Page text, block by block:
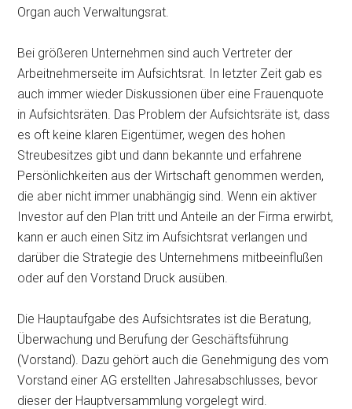
Organ auch Verwaltungsrat.
Bei größeren Unternehmen sind auch Vertreter der
Arbeitnehmerseite im Aufsichtsrat. In letzter Zeit gab es
auch immer wieder Diskussionen über eine Frauenquote
in Aufsichtsräten. Das Problem der Aufsichtsräte ist, dass
es oft keine klaren Eigentümer, wegen des hohen
Streubesitzes gibt und dann bekannte und erfahrene
Persönlichkeiten aus der Wirtschaft genommen werden,
die aber nicht immer unabhängig sind. Wenn ein aktiver
Investor auf den Plan tritt und Anteile an der Firma erwirbt,
kann er auch einen Sitz im Aufsichtsrat verlangen und
darüber die Strategie des Unternehmens mitbeeinflußen
oder auf den Vorstand Druck ausüben.
Die Hauptaufgabe des Aufsichtsrates ist die Beratung,
Überwachung und Berufung der Geschäftsführung
(Vorstand). Dazu gehört auch die Genehmigung des vom
Vorstand einer AG erstellten Jahresabschlusses, bevor
dieser der Hauptversammlung vorgelegt wird.